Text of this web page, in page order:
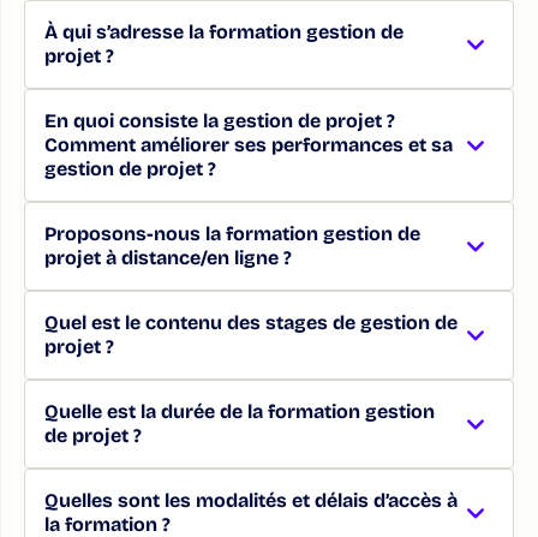
À qui s’adresse la formation gestion de
projet ?
En quoi consiste la gestion de projet ?
Comment améliorer ses performances et sa
gestion de projet ?
Proposons-nous la formation gestion de
projet à distance/en ligne ?
Quel est le contenu des stages de gestion de
projet ?
Quelle est la durée de la formation gestion
de projet ?
Quelles sont les modalités et délais d’accès à
la formation ?